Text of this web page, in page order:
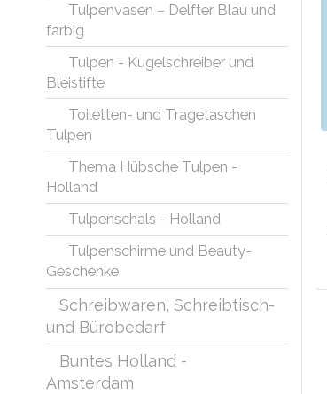
Tulpenvasen – Delfter Blau und
farbig
Tulpen - Kugelschreiber und
Bleistifte
Toiletten- und Tragetaschen
Tulpen
Thema Hübsche Tulpen -
Holland
Tulpenschals - Holland
Tulpenschirme und Beauty-
Geschenke
Schreibwaren, Schreibtisch-
und Bürobedarf
Buntes Holland -
Amsterdam